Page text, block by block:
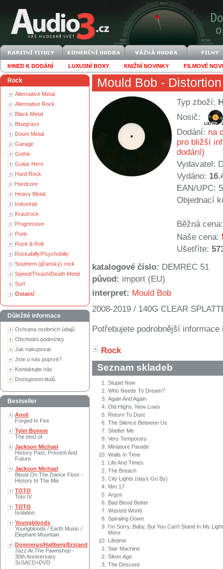
IHNED K DODÁNÍ LUXUSNÍ BOXY KNIŽNÍ NOVINKY FILMOVÉ
Rock
Alternative Metal
Alternative Rock
Black Metal
Bluegrass
Doom Metal
Garage
Gothic
Guitar Hero
Hard Rock
Hardcore
Heavy Metal
Industrial
Krautrock
Progressive
Punk
Rock & Roll
Rockabilly/Psychobilly
Southern (jižanský) rock
Speed/Thrash/Death Metal
Surf
Ostatní
Důležité informace
Ochrana osobních údajů
Obchodní podmínky
Jak nakupovat
Jste u nás poprvé?
Kontaktujte nás
Dostupnost titulů
Bestseller
Anvil
Forged In Fire
Tyler Bonnie
The best of
Jackson Michael
History Past, Present And
Future
Jackson Michael
Blood On The Dance Floor -
History In The Mix
TOTO
Toto IV
TOTO
Isolation
Youngbloods
Youngbloods / Earth Music /
Elephant Mountain
Domnerus/Hallberg/Erstand
Jazz At The Pawnshop -
30th Anniversary
3xSACD+DVD
Mould Bob -
Typ zboží:
Nosič:
Dodání: na
pro bližší
dodání)
Vydavatel:
Vydáno:
EAN/UPC:
Objednací
Běžná cena:
Naše cena:
Ušetříte:
katalogové číslo: DEMREC 51
původ: import (EU)
interpret: Mould Bob
2008-2019 / 140G CLEAR
Potřebujete podrobnější
Rock
Seznam skladeb
1.
Stupid Now
2. Who Needs To Dream?
3. Again And Again
4. Old Highs, New Lows
5.
Return To Dust
6. The Silence Between Us
7. Shelter Me
8. Very Temporary
9.
Miniature Parade
10. Walls In Time
1.
Life And Times
2. The Breach
3. City Lights (days Go By)
4.
Mm 17
5. Argos
6.
Bad Blood Better
7. Wasted World
8. Spiraling Down
9.
I'm Sorry, Baby, But You Can't Stand In My
More
10.
Lifetime
1.
Star Machine
2. Silver Age
3. The Descent